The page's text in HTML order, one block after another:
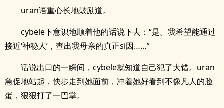
uran语重心长地鼓励道。
cybele下意识地顺着他的话说下去：“是。我希望能通过
接近‘神秘人’，查出我母亲的真正si因……”
话说出口的一瞬间，cybele就知道自己犯了大错。uran
急促地站起，快步走到她面前，冲着她好看到不像凡人的脸
蛋，狠狠打了一巴掌。